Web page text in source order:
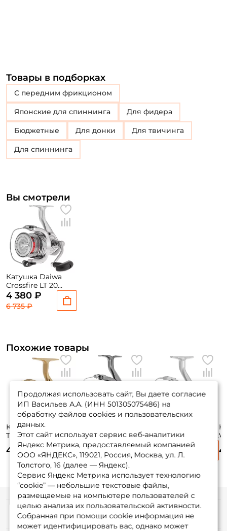
Товары в подборках
с передним фрикционом
Японские для спиннинга Для фидера
Бюджетные для донки для твичинга
Для спиннинга
Вы смотрели
Катушка Daiwa
Crossfire LT 20
4000-C / вес:
290гр. / 5,2 /
подшипники: 1шт.
4 380 ₽
6 735 ₽
Похожие товары
Катушка Ryobi
Tresor 4000 / вес:
320гр. / 5 /
подшипники: 6шт.
4 415 ₽
Laguna LT 20 4000-
C / вес: 292гр. / 5,2
/ подшипники:
3шт.
4 410 ₽
8 815 ₽
Virtus Power 4000 /
вес: 298гр. / 5 /
подшипники: 7шт.
4 035 ₽
КЕШБЭК 5%
6
4
Продолжая использовать сайт, Вы даете согласие
ИП Васильев А.А. (ИНН 501305075486) на
обработку файлов cookies и пользовательских
данных.
Этот сайт использует сервис веб-аналитики
Яндекс Метрика, предоставляемый компанией
ООО «ЯНДЕКС», 119021, Россия, Москва, ул. Л.
Толстого, 16 (далее — Яндекс).
Сервис Яндекс Метрика использует технологию
“cookie” — небольшие текстовые файлы,
размещаемые на компьютере пользователей с
целью анализа их пользовательской активности.
Собранная при помощи cookie информация не
может идентифицировать вас, однако может
Информация